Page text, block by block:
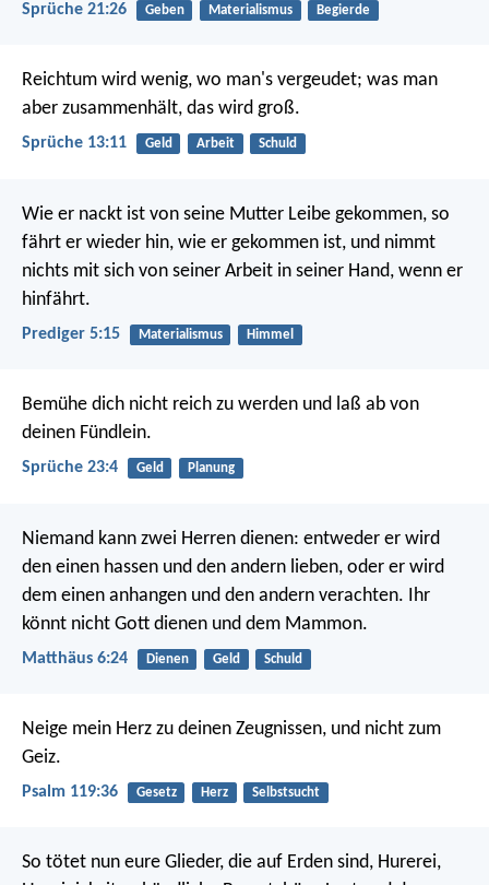
Sprüche 21:26 Geben Materialismus Begierde
Reichtum wird wenig, wo man's vergeudet; was man
aber zusammenhält, das wird groß.
Sprüche 13:11 Geld Arbeit Schuld
Wie er nackt ist von seine Mutter Leibe gekommen, so
fährt er wieder hin, wie er gekommen ist, und nimmt
nichts mit sich von seiner Arbeit in seiner Hand, wenn er
hinfährt.
Prediger 5:15 Materialismus Himmel
Bemühe dich nicht reich zu werden und laß ab von
deinen Fündlein.
Sprüche 23:4 Geld Planung
Niemand kann zwei Herren dienen: entweder er wird
den einen hassen und den andern lieben, oder er wird
dem einen anhangen und den andern verachten. Ihr
könnt nicht Gott dienen und dem Mammon.
Matthäus 6:24 Dienen Geld Schuld
Neige mein Herz zu deinen Zeugnissen, und nicht zum
Geiz.
Psalm 119:36 Gesetz Herz Selbstsucht
So tötet nun eure Glieder, die auf Erden sind, Hurerei,